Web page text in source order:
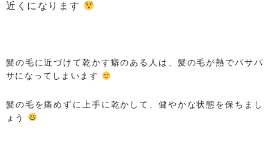
近くになります
髪の毛に近づけて乾かす癖のある人は、髪の毛が熱でパサパ
サになってしまいます
髪の毛を痛めずに上手に乾かして、健やかな状態を保ちまし
ょう